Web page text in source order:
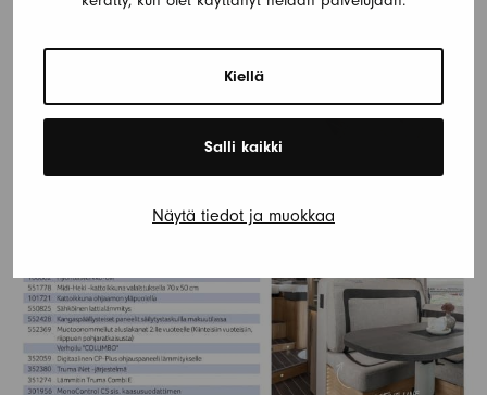
Kiellä
Salli kaikki
Näytä tiedot ja muokkaa